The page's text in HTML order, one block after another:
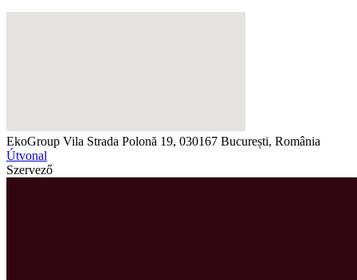
EkoGroup Vila Strada Polonă 19, 030167 București, România
Útvonal
Szervező